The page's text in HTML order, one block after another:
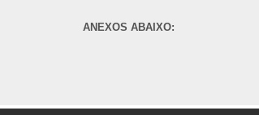
ANEXOS ABAIXO: